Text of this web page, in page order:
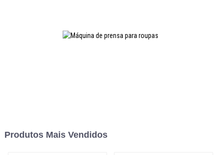
Produtos Mais Vendidos